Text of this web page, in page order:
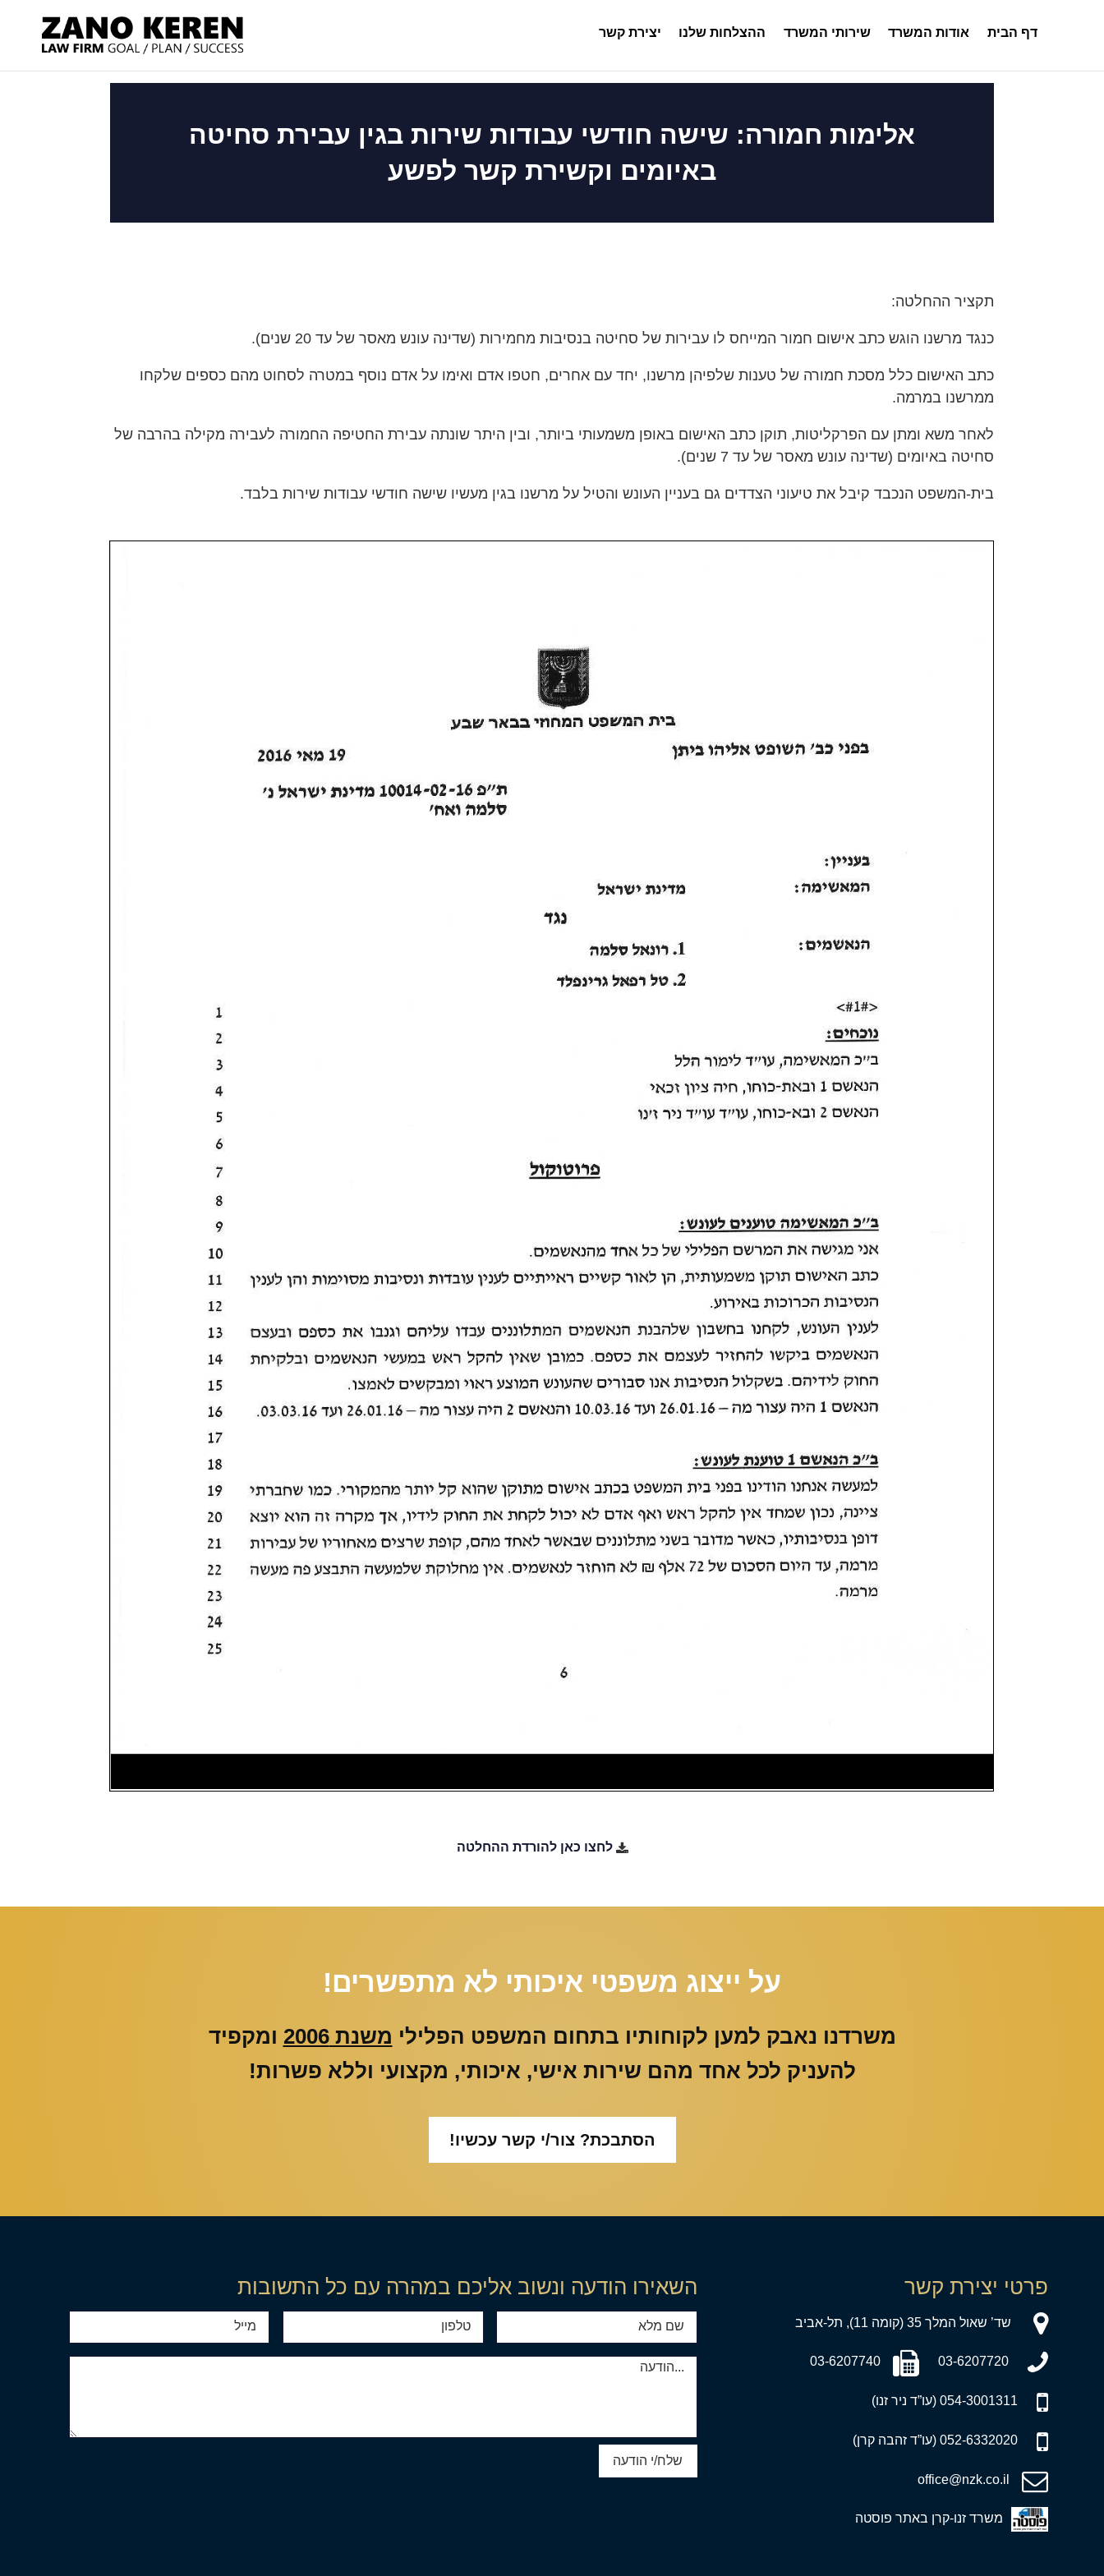
דף הבית אודות המשרד שירותי המשרד ההצלחות שלנו יצירת קשר
אלימות חמורה: שישה חודשי עבודות שירות בגין עבירת סחיטה
באיומים וקשירת קשר לפשע
תקציר ההחלטה:
כנגד מרשנו הוגש כתב אישום חמור המייחס לו עבירות של סחיטה בנסיבות מחמירות (שדינה עונש מאסר של עד 20 שנים).
כתב האישום כלל מסכת חמורה של טענות שלפיהן מרשנו, יחד עם אחרים, חטפו אדם ואימו על אדם נוסף במטרה לסחוט מהם כספים שלקחו
ממרשנו במרמה.
לאחר משא ומתן עם הפרקליטות, תוקן כתב האישום באופן משמעותי ביותר, ובין היתר שונתה עבירת החטיפה החמורה לעבירה מקילה בהרבה של
סחיטה באיומים (שדינה עונש מאסר של עד 7 שנים).
בית-המשפט הנכבד קיבל את טיעוני הצדדים גם בעניין העונש והטיל על מרשנו בגין מעשיו שישה חודשי עבודות שירות בלבד.
לחצו כאן להורדת ההחלטה
על ייצוג משפטי איכותי לא מתפשרים!
משרדנו נאבק למען לקוחותיו בתחום המשפט הפלילי משנת 2006
ומקפיד
להעניק לכל אחד מהם שירות אישי, איכותי, מקצועי וללא פשרות!
הסתבכת? צור/י קשר עכשיו!
השאירו הודעה ונשוב אליכם במהרה עם כל התשובות פרטי יצירת קשר
שד’ שאול המלך 35 (קומה 11), תל-אביב
03-6207740
office@nzk.co.il
משרד זנו-קרן באתר פוסטה